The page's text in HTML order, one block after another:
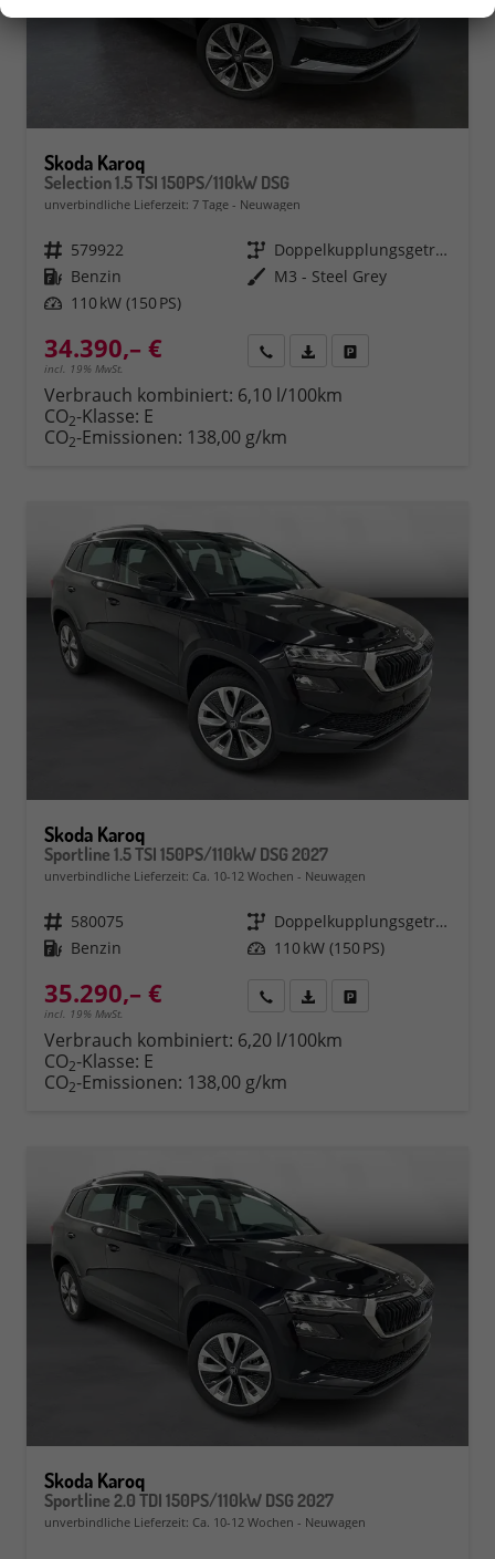
Skoda Karoq
Selection 1.5 TSI 150PS/110kW DSG
unverbindliche Lieferzeit: 7 Tage Neuwagen
Fahrzeugnr. 579922 Getriebe
Doppelkupplungsgetriebe (DSG)
Kraftstoff Benzin Außenfarbe M3 - Steel Grey
Leistung 110 kW (150 PS)
34.390,– €
incl. 19% MwSt.
Rückruf PDF-Datei, Fahrzeugexposé
Verbrauch kombiniert: 6,10 l/100km
CO2-Klasse: E
CO2-Emissionen: 138,00 g/km
Skoda Karoq
Sportline 1.5 TSI 150PS/110kW DSG 2027
unverbindliche Lieferzeit: Ca. 10-12 Wochen Neuwagen
Fahrzeugnr. 580075 Getriebe
Doppelkupplungsgetriebe (DSG)
Kraftstoff Benzin Leistung 110 kW (150 PS)
35.290,– €
incl. 19% MwSt.
Rückruf PDF-Datei, Fahrzeugexposé
Verbrauch kombiniert: 6,20 l/100km
CO2-Klasse: E
CO2-Emissionen: 138,00 g/km
Skoda Karoq
Sportline 2.0 TDI 150PS/110kW DSG 2027
unverbindliche Lieferzeit: Ca. 10-12 Wochen Neuwagen